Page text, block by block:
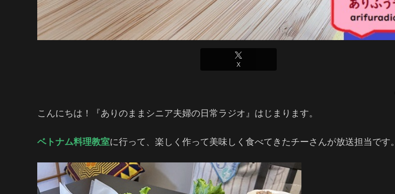
X
こんにちは！『ありのままシニア夫婦の日常ラジオ』はじまります。
ベトナム料理教室に行って、楽しく作って美味しく食べてきたチーさんが放送担当です。